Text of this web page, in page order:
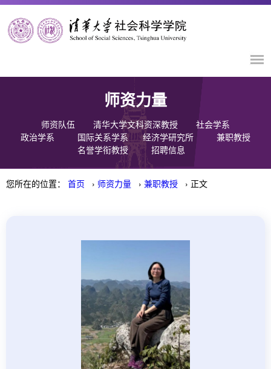
师资力量
师资队伍 清华大学文科资深教授
社会学系
政治学系
国际关系学系 经济学研究所
兼职教授
名誉学衔教授
招聘信息
您所在的位置： 首页 › 师资力量 › 兼职教授 › 正文